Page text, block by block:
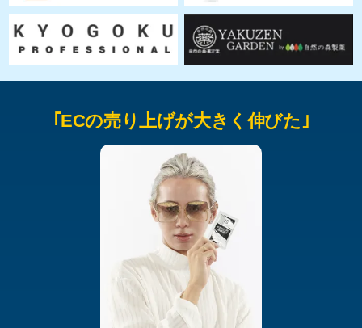
｢ECの売り上げが大きく伸びた｣